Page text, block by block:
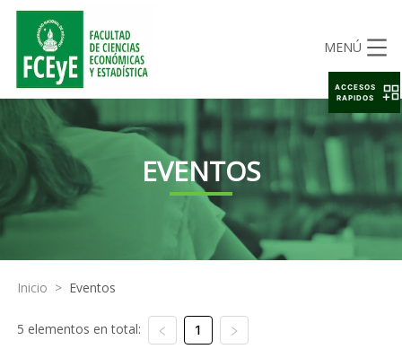
MENÚ
EVENTOS
Inicio > Eventos
5 elementos en total: 1
ACCESOS
RAPIDOS